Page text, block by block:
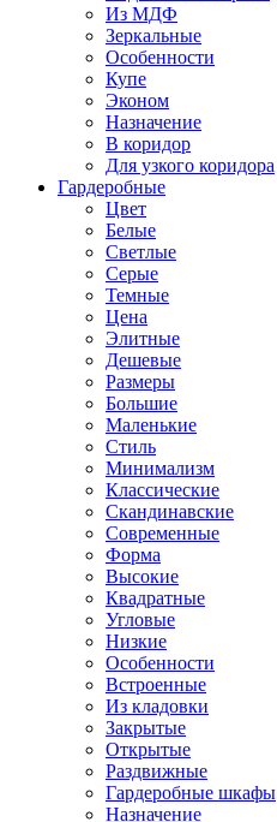
Из МДФ
Зеркальные
Особенности
Купе
Эконом
Назначение
В коридор
Для узкого коридора
Гардеробные
Цвет
Белые
Светлые
Серые
Темные
Цена
Элитные
Дешевые
Размеры
Большие
Маленькие
Стиль
Минимализм
Классические
Скандинавские
Современные
Форма
Высокие
Квадратные
Угловые
Низкие
Особенности
Встроенные
Из кладовки
Закрытые
Открытые
Раздвижные
Гардеробные шкафы
Назначение